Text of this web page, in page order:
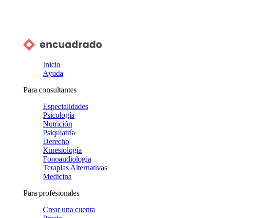
Inicio
Ayuda
Para consultantes
Especialidades
Psicología
Nutrición
Psiquiatría
Derecho
Kinesiología
Fonoaudiología
Terapias Alternativas
Medicina
Para profesionales
Crear una cuenta